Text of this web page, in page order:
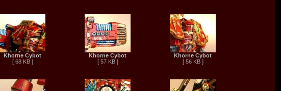
Khorne Cybot
[ 68 KB ]
Khorne Cybot
[ 57 KB ]
Khorne Cybot
[ 56 KB ]